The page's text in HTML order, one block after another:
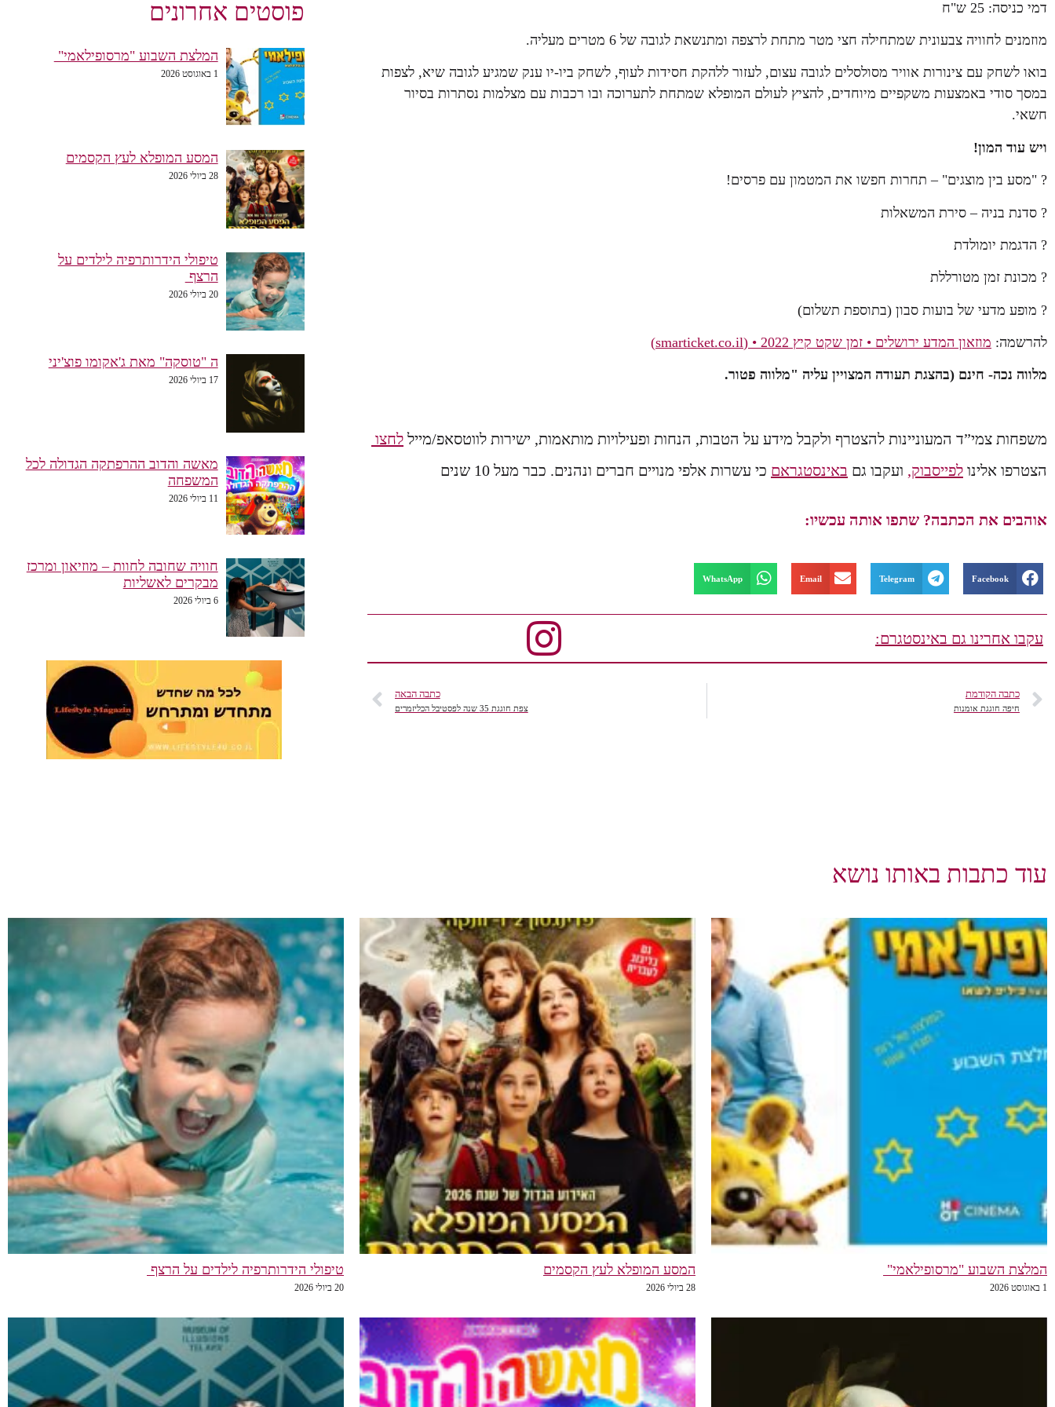
דמי כניסה: 25 ש"ח
מוזמנים לחוויה צבעונית שמתחילה חצי מטר מתחת לרצפה ומתנשאת לגובה של 6 מטרים מעליה.
בואו לשחק עם צינורות אוויר מסולסלים לגובה עצום, לעזור ללהקת חסידות לעוף, לשחק ביו-יו ענק שמגיע לגובה שיא, לצפות
במסך סודי באמצעות משקפיים מיוחדים, להציץ לעולם המופלא שמתחת לתערוכה ובו רכבות עם מצלמות נסתרות בסיור
חשאי.
ויש עוד המון!
? "מסע בין מוצגים" – תחרות חפשו את המטמון עם פרסים!
? סדנת בניה – סירת המשאלות
? הדגמת יומולדת
? מכונת זמן מטורללת
? מופע מדעי של בועות סבון (בתוספת תשלום)
להרשמה: מוזאון המדע ירושלים • זמן שקט קיץ 2022 • (smarticket.co.il)
מלווה נכה- חינם (בהצגת תעודה המצויין עליה "מלווה פטור.
משפחות צמי”ד המעוניינות להצטרף ולקבל מידע על הטבות, הנחות ופעילויות מותאמות, ישירות לווטסאפ/מייל לחצו
הצטרפו אלינו לפייסבוק, ועקבו גם באינסטגראם כי עשרות אלפי מנויים חברים ונהנים. כבר מעל 10 שנים
אוהבים את הכתבה? שתפו אותה עכשיו:
Facebook
Telegram
Email
WhatsApp
עקבו אחרינו גם באינסטגרם:
כתבה הקודמת
חיפה חוגגת אומנות
כתבה הבאה
צפת חוגגת 35 שנה לפסטיבל הכליזמרים
פוסטים אחרונים
המלצת השבוע "מרסופילאמי"
1 באוגוסט 2026
המסע המופלא לעץ הקסמים
28 ביולי 2026
טיפולי הידרותרפיה לילדים על
הרצף
20 ביולי 2026
ה "טוסקה" מאת ג'אקומו פוצ'יני
17 ביולי 2026
מאשה והדוב ההרפתקה הגדולה לכל
המשפחה
11 ביולי 2026
חוויה שחובה לחוות – מוזיאון ומרכז
מבקרים לאשליות
6 ביולי 2026
עוד כתבות באותו נושא
המלצת השבוע "מרסופילאמי"
1 באוגוסט 2026
המסע המופלא לעץ הקסמים
28 ביולי 2026
טיפולי הידרותרפיה לילדים על הרצף
20 ביולי 2026